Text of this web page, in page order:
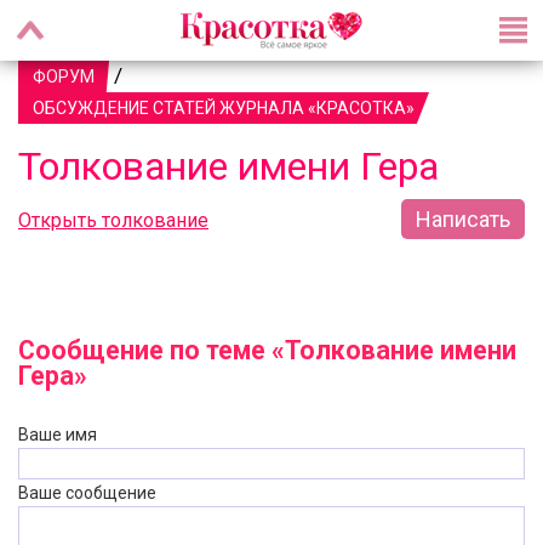
ФОРУМ /
ОБСУЖДЕНИЕ СТАТЕЙ ЖУРНАЛА «КРАСОТКА»
Толкование имени Гера
Открыть толкование Написать
Сообщение по теме «Толкование имени
Гера»
Ваше имя
Ваше сообщение